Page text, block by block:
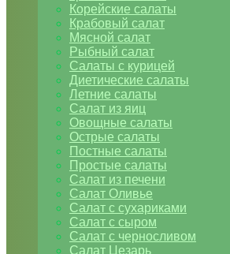
Корейские салаты
Крабовый салат
Мясной салат
Рыбный салат
Салаты с курицей
Диетические салаты
Летние салаты
Салат из яиц
Овощные салаты
Острые салаты
Постные салаты
Простые салаты
Салат из печени
Салат Оливье
Салат с сухариками
Салат с сыром
Салат с черносливом
Салат Цезарь